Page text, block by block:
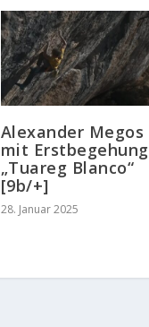
Alexander Megos
mit Erstbegehung
„Tuareg Blanco“
[9b/+]
28. Januar 2025